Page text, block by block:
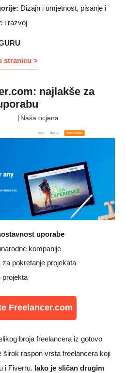
Dizajn i umjetnost, pisanje i
i razvoj
stranicu >
najlakše za
Naša ocjena
uporabe
kompanije
pokretanje projekata
projekta
Freelancer.com
broja freelancera iz gotovo
širok raspon vrsta freelancera koji
i Fiverru. Iako je sličan drugim